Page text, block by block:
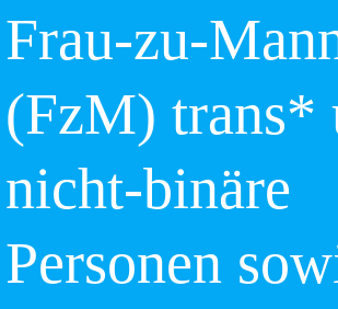
Frau-zu-
(FzM) trans*
nicht-binäre
Personen